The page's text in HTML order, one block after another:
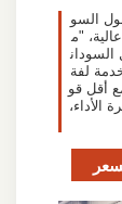
السو
"م
لفة
أقل قو
الأداء،